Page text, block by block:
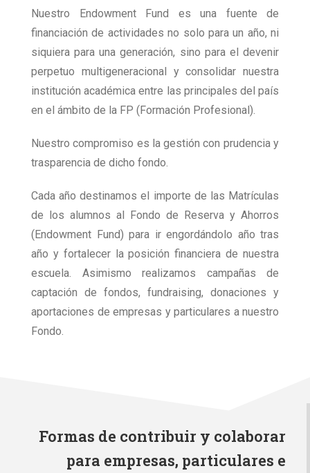
Nuestro Endowment Fund es una fuente de
financiación de actividades no solo para un año, ni
siquiera para una generación, sino para el devenir
perpetuo multigeneracional y consolidar nuestra
institución académica entre las principales del país
en el ámbito de la FP (Formación Profesional).
Nuestro compromiso es la gestión con prudencia y
trasparencia de dicho fondo.
Cada año destinamos el importe de las Matrículas
de los alumnos al Fondo de Reserva y Ahorros
(Endowment Fund) para ir engordándolo año tras
año y fortalecer la posición financiera de nuestra
escuela. Asimismo realizamos campañas de
captación de fondos, fundraising, donaciones y
aportaciones de empresas y particulares a nuestro
Fondo.
Formas de contribuir y colaborar
para empresas, particulares e